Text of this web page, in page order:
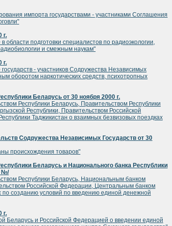
импорта государствами - участниками Соглашения
г.
области подготовки специалистов по радиоэкологии,
и смежным наукам"
г.
- участников Содружества Независимых
оборотом наркотических средств, психотропных
Беларусь от 30 ноября 2000 г.
Республики Беларусь, Правительством Республики
Республики, Правительством Российской
Таджикистан о взаимных безвизовых поездках
Содружества Независимых Государств от 30
происхождения товаров"
Беларусь и Национального банка Республики
№/
Республики Беларусь, Национальным банком
Российской Федерации, Центральным банком
по созданию условий по введению единой денежной
г.
Беларусь и Российской Федерацией о введении единой